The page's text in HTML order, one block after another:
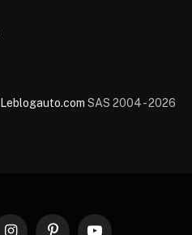
Leblogauto.com SAS 2004 - 2026